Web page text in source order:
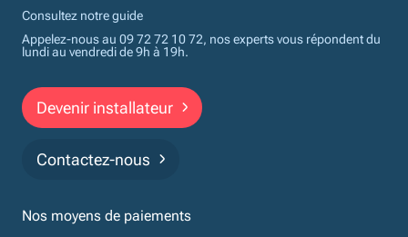
Consultez notre guide
Appelez-nous au 09 72 72 10 72, nos experts vous répondent du
lundi au vendredi de 9h à 19h.
Devenir installateur
Contactez-nous
Nos moyens de paiements